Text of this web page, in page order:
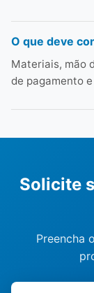
O que deve
Materiais, mão
de pagamento
Solicite
Preencha